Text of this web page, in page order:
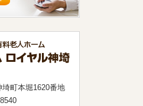
町本堀1620番地